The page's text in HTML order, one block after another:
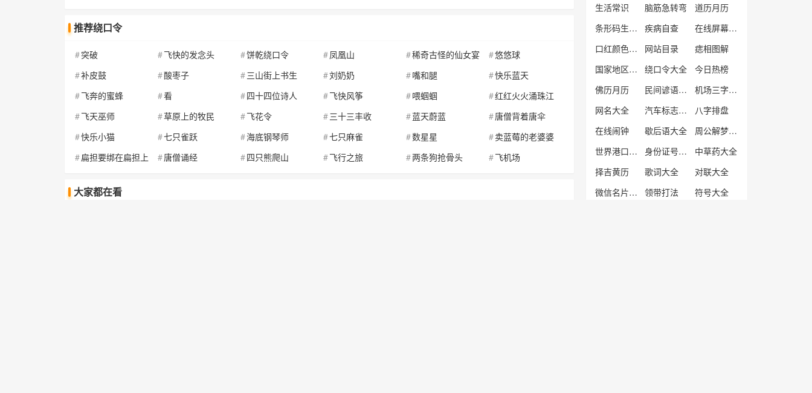
推荐绕口令
突破 飞快的发念头 饼乾绕口令 凤凰山 稀奇古怪的仙女宴
悠悠球
补皮鼓
酸枣子 三山街上书生 刘奶奶 嘴和腿
快乐蓝天
飞奔的蜜蜂
看 四十四位诗人 飞快风筝 喂蝈蝈
红红火火涌珠江
飞天巫师
草原上的牧民 飞花令 三十三丰收 蓝天蔚蓝
唐僧背着唐伞
快乐小猫
七只雀跃 海底钢琴师 七只麻雀 数星星
卖蓝莓的老婆婆
扁担要绑在扁担上
唐僧诵经 四只熊爬山 飞行之旅 两条狗抢骨头 飞机场
大家都在看
生活常识
脑筋急转弯
道历月历
条形码生成器
疾病自查
在线屏幕测试工具
口红颜色大全
网站目录
痣相图解
国家地区查询
绕口令大全
今日热榜
佛历月历
民间谚语大全
机场三字代码
网名大全
汽车标志大全
八字排盘
在线闹钟
歇后语大全
周公解梦大全
世界港口查询
身份证号归属地
中草药大全
择吉黄历
歌词大全
对联大全
微信名片生成工具
领带打法
符号大全